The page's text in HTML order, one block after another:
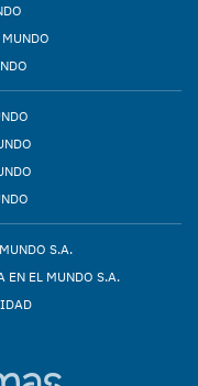
S.A.
EN EL MUNDO S.A.